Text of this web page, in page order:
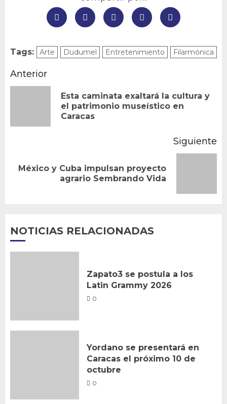
Tags: Arte Dudumel Entretenimiento Filarmónica
Navegación
entradas
Anterior
Esta caminata exaltará la cultura y
el patrimonio museístico en
Caracas
Siguiente
Siguiente
México y Cuba impulsan proyecto
agrario Sembrando Vida
NOTICIAS RELACIONADAS
Zapato3 se postula a los
Latin Grammy 2026
0
Yordano se presentará en
Caracas el próximo 10 de
octubre
0